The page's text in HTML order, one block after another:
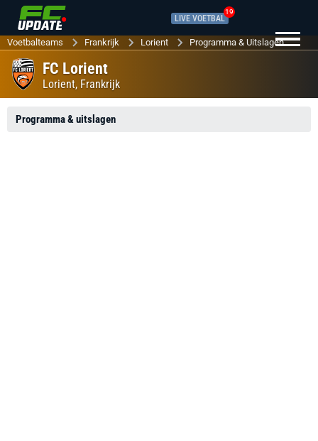
LIVE VOETBAL
19
Voetbalteams Frankrijk Lorient Programma & Uitslagen
FC Lorient
Lorient, Frankrijk
Programma & uitslagen